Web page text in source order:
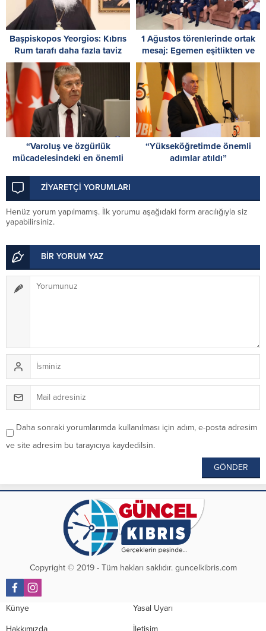
Başpiskopos Yeorgios: Kıbrıs
Rum tarafı daha fazla taviz
vermemeli
1 Ağustos törenlerinde ortak
mesaj: Egemen eşitlikten ve
iki devletli çözümden geri
adım yok
“Varoluş ve özgürlük
mücadelesindeki en önemli
“Yükseköğretimde önemli
adımlar atıldı”
ZİYARETÇİ YORUMLARI
Henüz yorum yapılmamış. İlk yorumu aşağıdaki form aracılığıyla siz
yapabilirsiniz.
BİR YORUM YAZ
Daha sonraki yorumlarımda kullanılması için adım, e-posta adresim
ve site adresim bu tarayıcıya kaydedilsin.
Copyright © 2019 - Tüm hakları saklıdır. guncelkibris.com
Künye Yasal Uyarı
Hakkımızda İletişim